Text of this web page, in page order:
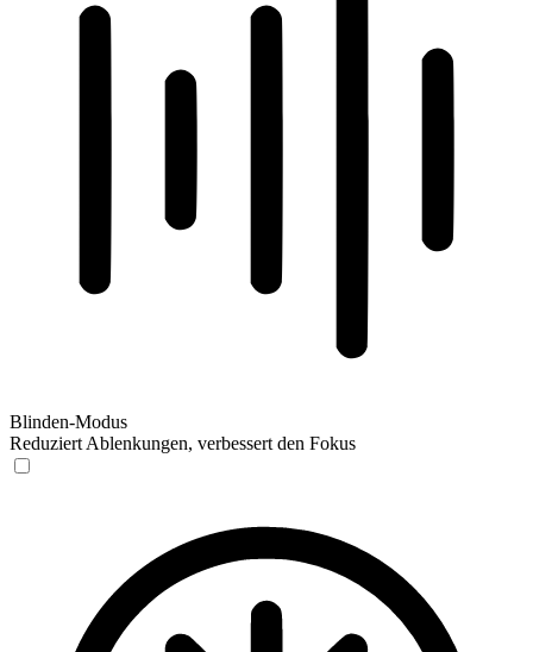
Blinden-Modus
Reduziert Ablenkungen, verbessert den Fokus